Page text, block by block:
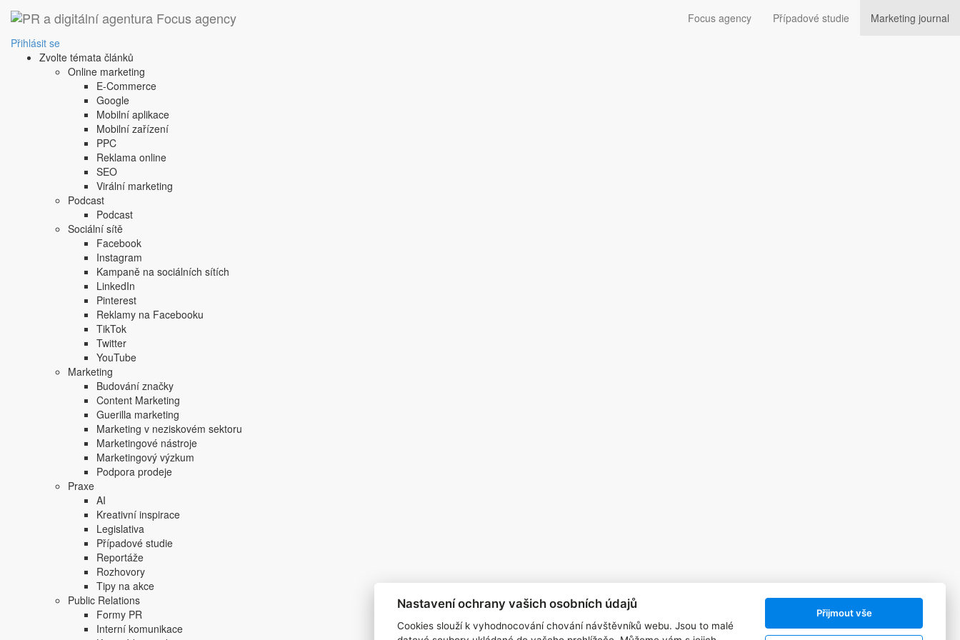
Focus agency Případové studie
Marketing journal
Přihlásit se
Zvolte témata článků
Online marketing
E-Commerce
Google
Mobilní aplikace
Mobilní zařízení
PPC
Reklama online
SEO
Virální marketing
Podcast
Podcast
Sociální sítě
Facebook
Instagram
Kampaně na sociálních sítích
LinkedIn
Pinterest
Reklamy na Facebooku
TikTok
Twitter
YouTube
Marketing
Budování značky
Content Marketing
Guerilla marketing
Marketing v neziskovém sektoru
Marketingové nástroje
Marketingový výzkum
Podpora prodeje
Praxe
AI
Kreativní inspirace
Legislativa
Případové studie
Reportáže
Rozhovory
Tipy na akce
Public Relations
Formy PR
Interní komunikace
1. 10. 2008
velké obchodní plochy, na kterých je k prodeji určitý výrobek
velké obchodní plochy, na kterých je k prodeji určitý výrobek
Sdílejte tento článek:
Podobné články:
metoda nákladové základny
asymmetry in response
Copyright © 2004-2020 Focus Agency, s.r.o. Plné znění licenčních podmínek. ISSN
Jakékoliv publikování, přebírání nebo šíření obsahu je bez písemného souhlasu
Focus Agency, s.r.o. zakázáno.
Nastavení ochrany vašich osobních údajů
Cookies slouží k vyhodnocování chování návštěvníků webu. Jsou to malé
Přijmout vše